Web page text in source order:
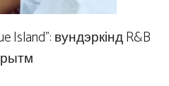
Island”: вундэркінд R&B